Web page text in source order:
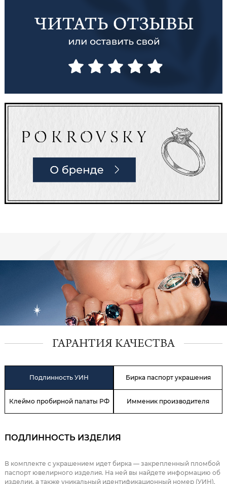
ГАРАНТИЯ КАЧЕСТВА
Подлинность УИН Бирка паспорт украшения
Клеймо пробирной палаты РФ Имменик производителя
ПОДЛИННОСТЬ ИЗДЕЛИЯ
В комплекте с украшением идет бирка — закрепленный пломбой
паспорт ювелирного изделия. На ней вы найдете информацию об
изделии, а также уникальный идентификационный номер (УИН).